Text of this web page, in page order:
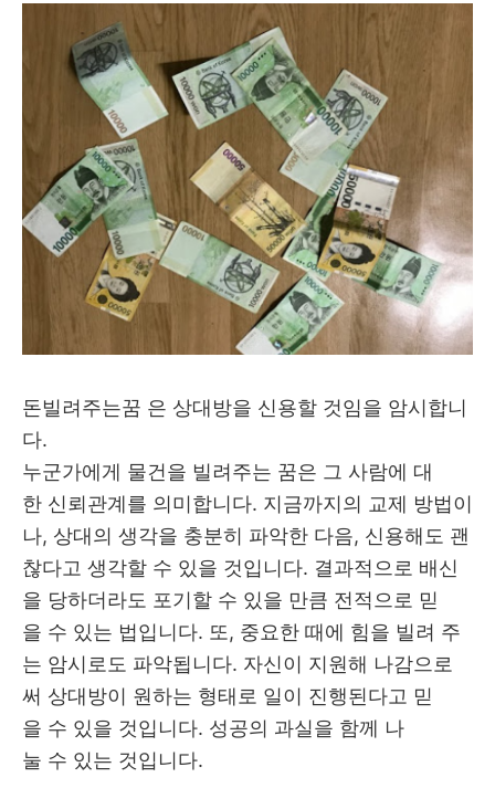
돈빌려주는꿈 은 상대방을 신용할 것임을 암시합니
다.
누군가에게 물건을 빌려주는 꿈은 그 사람에 대
한 신뢰관계를 의미합니다. 지금까지의 교제 방법이
나, 상대의 생각을 충분히 파악한 다음, 신용해도 괜
찮다고 생각할 수 있을 것입니다. 결과적으로 배신
을 당하더라도 포기할 수 있을 만큼 전적으로 믿
을 수 있는 법입니다. 또, 중요한 때에 힘을 빌려 주
는 암시로도 파악됩니다. 자신이 지원해 나감으로
써 상대방이 원하는 형태로 일이 진행된다고 믿
을 수 있을 것입니다. 성공의 과실을 함께 나
눌 수 있는 것입니다.